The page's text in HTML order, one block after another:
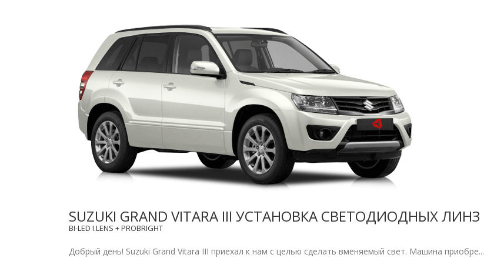
SUZUKI GRAND VITARA III УСТАНОВКА СВЕТОДИОДНЫХ ЛИНЗ
BI-LED I.LENS + PROBRIGHT
Добрый день! Suzuki Grand Vitara III приехал к нам с целью сделать вменяемый свет. Машина приобре...